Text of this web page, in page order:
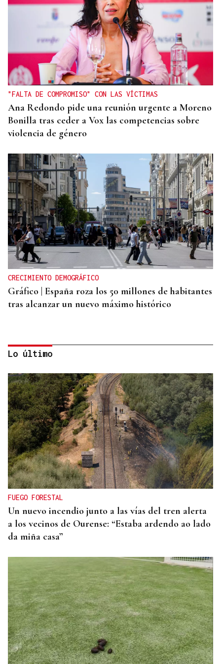
"FALTA DE COMPROMISO" CON LAS VÍCTIMAS
Ana Redondo pide una reunión urgente a Moreno
Bonilla tras ceder a Vox las competencias sobre
violencia de género
CRECIMIENTO DEMOGRÁFICO
Gráfico | España roza los 50 millones de habitantes
tras alcanzar un nuevo máximo histórico
CRISIS MIGRATORIA
La Justicia marroquí procesa a 86 personas por
organizar los cruces irregulares hacia Ceuta
Lo último
FUEGO FORESTAL
Un nuevo incendio junto a las vías del tren alerta
a los vecinos de Ourense: “Estaba ardendo ao lado
da miña casa”